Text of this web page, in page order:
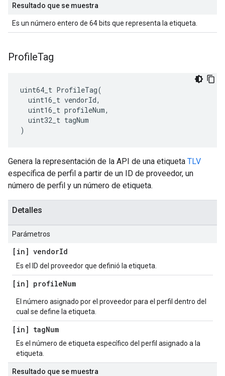
Resultado que se muestra
Es un número entero de 64 bits que representa la etiqueta.
ProfileTag
uint64_t ProfileTag(
  uint16_t vendorId,
  uint16_t profileNum,
  uint32_t tagNum
)
Genera la representación de la API de una etiqueta TLV
específica de perfil a partir de un ID de proveedor, un
número de perfil y un número de etiqueta.
Detalles
Parámetros
[in] vendorId
Es el ID del proveedor que definió la etiqueta.
[in] profileNum
El número asignado por el proveedor para el perfil dentro del
cual se define la etiqueta.
[in] tagNum
Es el número de etiqueta específico del perfil asignado a la
etiqueta.
Resultado que se muestra